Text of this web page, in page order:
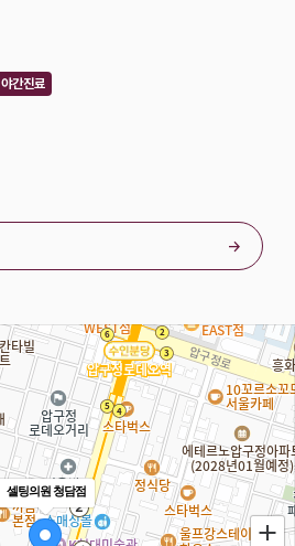
셀팅의원 청담점
야간진료